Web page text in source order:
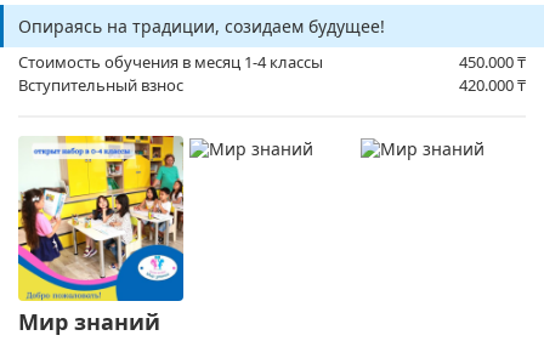
Опираясь на традиции, созидаем будущее!
Стоимость обучения в месяц 1-4 классы 450.000₸
Вступительный взнос
420.000₸
Мир знаний